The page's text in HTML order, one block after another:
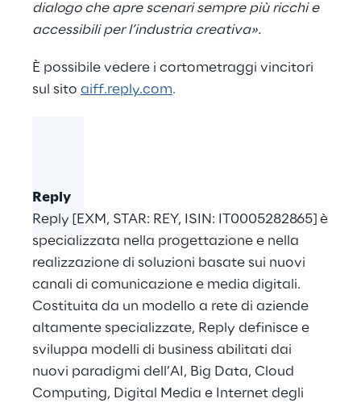
dialogo che apre scenari sempre più ricchi e
accessibili per l’industria creativa».
È possibile vedere i cortometraggi vincitori
sul sito aiff.reply.com.
Reply
Reply [EXM, STAR: REY, ISIN: IT0005282865] è
specializzata nella progettazione e nella
realizzazione di soluzioni basate sui nuovi
canali di comunicazione e media digitali.
Costituita da un modello a rete di aziende
altamente specializzate, Reply definisce e
sviluppa modelli di business abilitati dai
nuovi paradigmi dell’AI, Big Data, Cloud
Computing, Digital Media e Internet degli